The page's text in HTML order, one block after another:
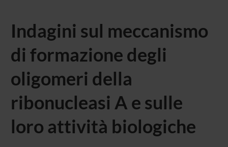
Indagini sul meccanismo
di formazione degli
oligomeri della
ribonucleasi A e sulle
loro attività biologiche